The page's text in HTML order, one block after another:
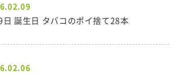
日 誕生日 タバコのポイ捨て28本